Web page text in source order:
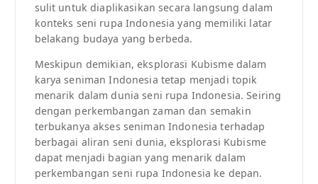
sulit untuk diaplikasikan secara langsung dalam
konteks seni rupa Indonesia yang memiliki latar
belakang budaya yang berbeda.
Meskipun demikian, eksplorasi Kubisme dalam
karya seniman Indonesia tetap menjadi topik
menarik dalam dunia seni rupa Indonesia. Seiring
dengan perkembangan zaman dan semakin
terbukanya akses seniman Indonesia terhadap
berbagai aliran seni dunia, eksplorasi Kubisme
dapat menjadi bagian yang menarik dalam
perkembangan seni rupa Indonesia ke depan.